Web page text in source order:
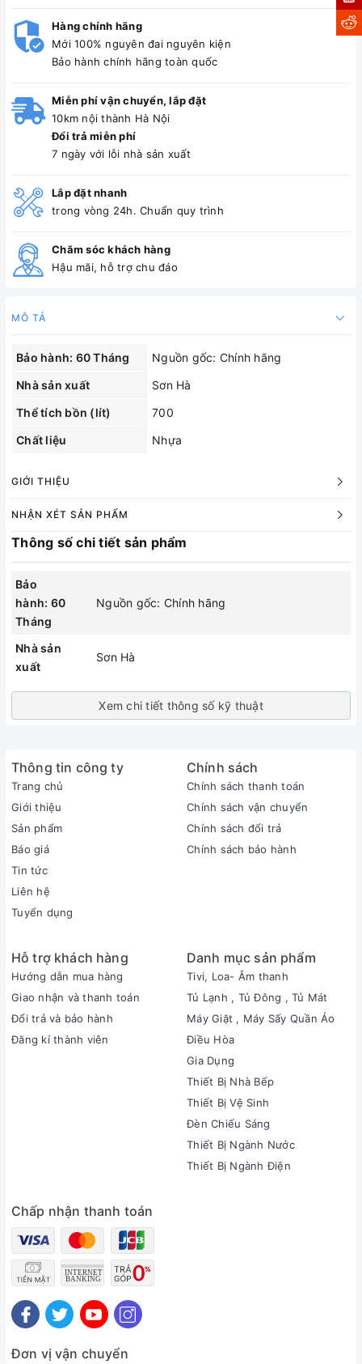
Hàng chính hãng
Mới 100% nguyên đai nguyên kiện
Bảo hành chính hãng toàn quốc
Miễn phí vận chuyển, lắp đặt
10km nội thành Hà Nội
Đổi trả miễn phí
7 ngày với lỗi nhà sản xuất
Lắp đặt nhanh
trong vòng 24h. Chuẩn quy trình
Chăm sóc khách hàng
Hậu mãi, hỗ trợ chu đáo
MÔ TẢ
Bảo hành: 60 Tháng
Nguồn gốc: Chính hãng
Nhà sản xuất
Sơn Hà
Thể tích bồn (lít)
700
Chất liệu
Nhựa
GIỚI THIỆU
NHẬN XÉT SẢN PHẨM
Thông số chi tiết sản phẩm
Bảo
hành: 60
Tháng
Nguồn gốc: Chính hãng
Nhà sản
xuất
Sơn Hà
Xem chi tiết thông số kỹ thuật
Thông tin công ty
Trang chủ
Giới thiệu
Sản phẩm
Báo giá
Tin tức
Liên hệ
Tuyển dụng
Chính sách
Chính sách thanh toán
Chính sách vận chuyển
Chính sách đổi trả
Chính sách bảo hành
Hỗ trợ khách hàng
Hướng dẫn mua hàng
Giao nhận và thanh toán
Đổi trả và bảo hành
Đăng kí thành viên
Danh mục sản phẩm
Tivi, Loa- Âm thanh
Tủ Lạnh , Tủ Đông , Tủ Mát
Máy Giặt , Máy Sấy Quần Áo
Điều Hòa
Gia Dụng
Thiết Bị Nhà Bếp
Thiết Bị Vệ Sinh
Đèn Chiếu Sáng
Thiết Bị Ngành Nước
Thiết Bị Ngành Điện
Chấp nhận thanh toán
Đơn vị vận chuyển